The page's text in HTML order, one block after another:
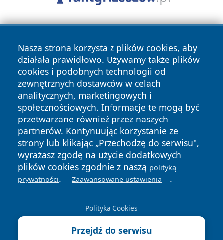
Nasza strona korzysta z plików cookies, aby
działała prawidłowo. Używamy także plików
cookies i podobnych technologii od
zewnętrznych dostawców w celach
analitycznych, marketingowych i
społecznościowych. Informacje te mogą być
przetwarzane również przez naszych
partnerów. Kontynuując korzystanie ze
strony lub klikając „Przechodzę do serwisu",
wyrażasz zgodę na użycie dodatkowych
plików cookies zgodnie z naszą polityką
prywatności. Zaawansowane ustawienia .
Polityka Cookies
Przejdź do serwisu
Copyright © 2026 olkuszonline.pl Wszystkie prawa
zastrzeżone.
News Autorzy
Polityka
Prywatności
Polityka
Cookies